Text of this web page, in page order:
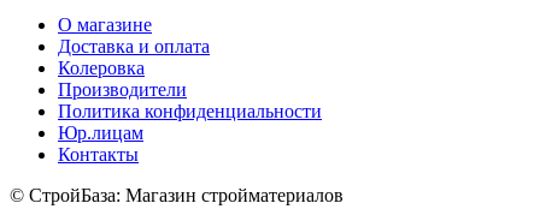
О магазине
Доставка и оплата
Колеровка
Производители
Политика конфиденциальности
Юр.лицам
Контакты
© СтройБаза: Магазин стройматериалов